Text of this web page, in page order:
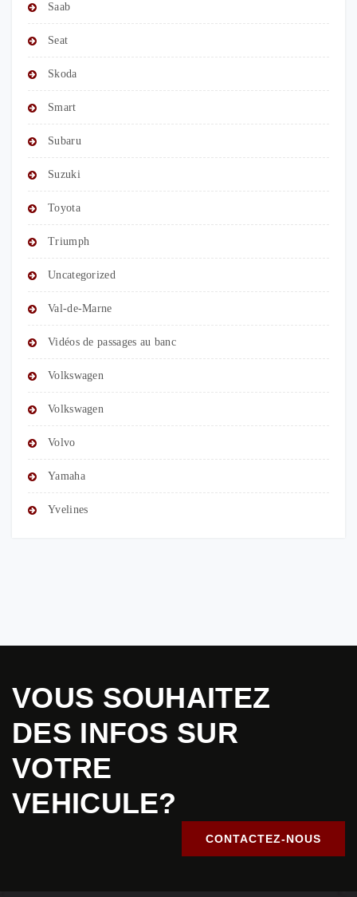
Saab
Seat
Skoda
Smart
Subaru
Suzuki
Toyota
Triumph
Uncategorized
Val-de-Marne
Vidéos de passages au banc
Volkswagen
Volkswagen
Volvo
Yamaha
Yvelines
VOUS SOUHAITEZ
DES INFOS SUR
VOTRE
VEHICULE?
CONTACTEZ-NOUS